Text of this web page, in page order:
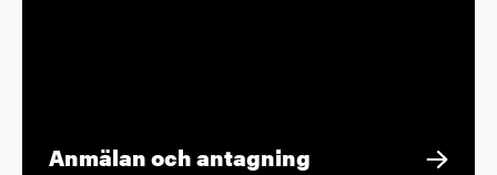
Anmälan och antagning